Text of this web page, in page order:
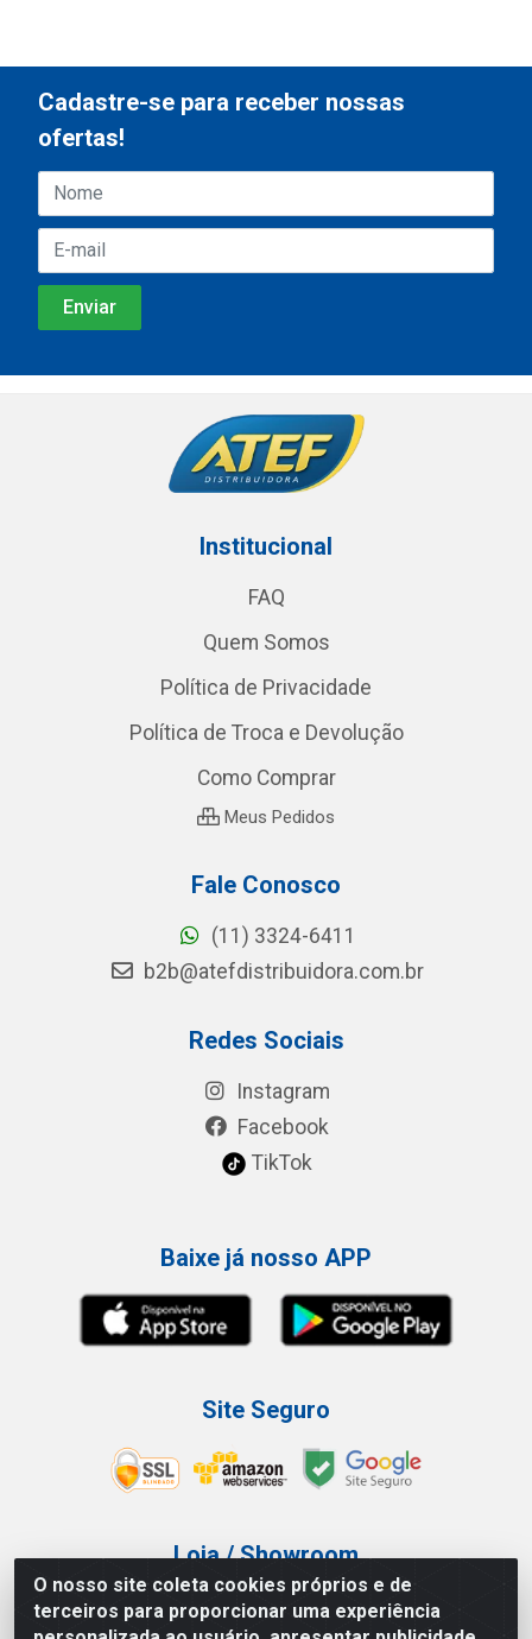
O nosso site coleta cookies próprios e de
terceiros para proporcionar uma experiência
Cadastre-se para receber nossas
ofertas!
Institucional
FAQ
Quem Somos
Política de Privacidade
Política de Troca e Devolução
Como Comprar
Meus Pedidos
Fale Conosco
(11) 3324-6411
b2b@atefdistribuidora.com.br
Redes Sociais
Instagram
Facebook
TikTok
Baixe já nosso APP
Site Seguro
Loja / Showroom
Tel.: (11) 3227-0546
Av Vautier, 587/597 - Pari - São Paulo/SP